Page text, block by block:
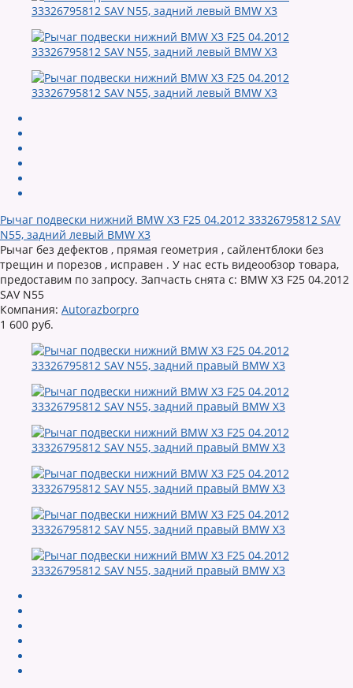
Рычаг подвески нижний BMW X3 F25 04.2012 33326795812 SAV
N55, задний левый BMW X3
Рычаг без дефектов , прямая геометрия , сайлентблоки без
трещин и порезов , исправен . У нас есть видеообзор товара,
предоставим по запросу. Запчасть снята с: BMW X3 F25 04.2012
SAV N55
Компания: Autorazborpro
1 600 руб.